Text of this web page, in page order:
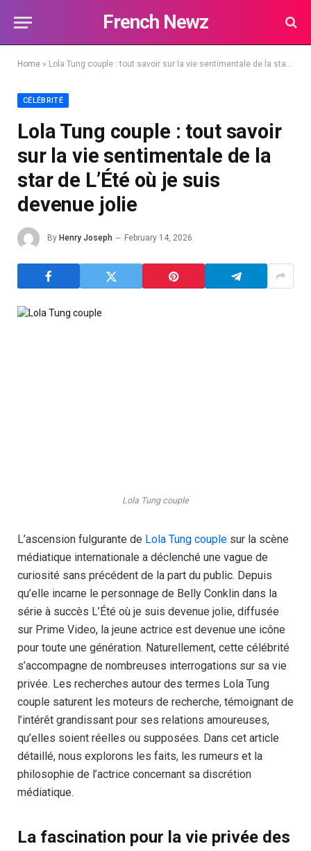
French Newz
Home » Lola Tung couple : tout savoir sur la vie sentimentale de la star de L’Été où je suis devenue jolie
CÉLÉBRITÉ
Lola Tung couple : tout savoir
sur la vie sentimentale de la
star de L’Été où je suis
devenue jolie
By Henry Joseph February 14, 2026
Lola Tung couple
L’ascension fulgurante de Lola Tung couple sur la scène
médiatique internationale a déclenché une vague de
curiosité sans précédent de la part du public. Depuis
qu’elle incarne le personnage de Belly Conklin dans la
série à succès L’Été où je suis devenue jolie, diffusée
sur Prime Video, la jeune actrice est devenue une icône
pour toute une génération. Naturellement, cette célébrité
s’accompagne de nombreuses interrogations sur sa vie
privée. Les recherches autour des termes Lola Tung
couple saturent les moteurs de recherche, témoignant de
l’intérêt grandissant pour ses relations amoureuses,
qu’elles soient réelles ou supposées. Dans cet article
détaillé, nous explorons les faits, les rumeurs et la
philosophie de l’actrice concernant sa discrétion
médiatique.
La fascination pour la vie privée des